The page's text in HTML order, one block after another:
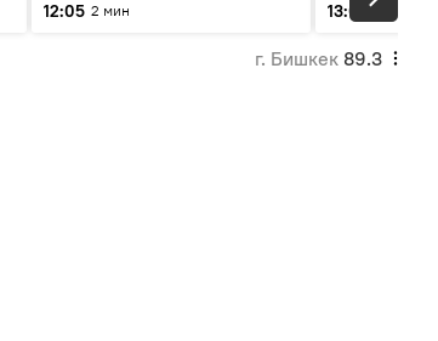
12:05 2 мин 13:01 3 мин
г. Бишкек 89.3